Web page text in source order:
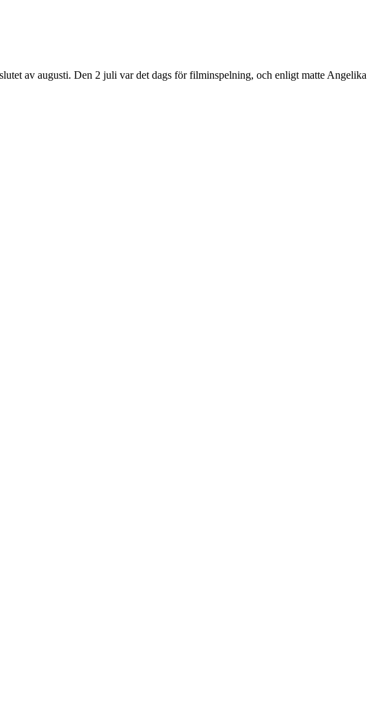
av augusti. Den 2 juli var det dags för filminspelning, och enligt matte Angelika